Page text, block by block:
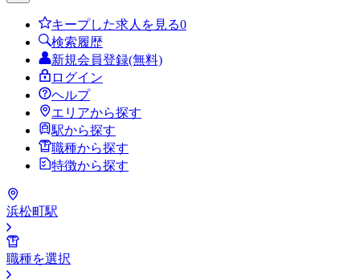
キープした求人を見る0
検索履歴
新規会員登録(無料)
ログイン
ヘルプ
エリアから探す
駅から探す
職種から探す
特徴から探す
浜松町駅
職種を選択